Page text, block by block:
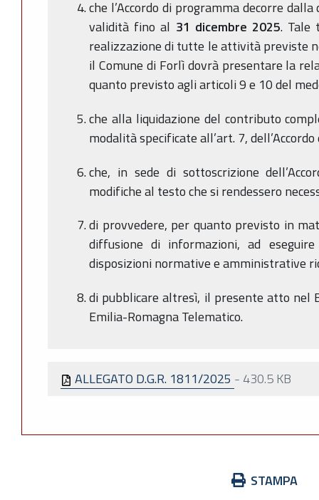
che l’Accordo di programma decorre
validità fino al 31 dicembre 2025. Tale
realizzazione di tutte le attività previste
il Comune di Forlì dovrà presentare la
quanto previsto agli articoli 9 e 10 del
che alla liquidazione del contributo
modalità specificate all’art. 7,
che, in sede di sottoscrizione
modifiche al testo che si rendessero
di provvedere, per quanto previsto in
diffusione di informazioni, ad
disposizioni normative e amministrative
di pubblicare altresì, il presente atto nel
Emilia-Romagna Telematico.
ALLEGATO D.G.R. 1811/2025 - 430.5 KB
STAMPA